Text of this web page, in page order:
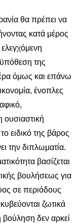
θα πρέπει να
κατά μέρος
της
όμως και επάνω
ένοπλες
ουσιαστική
ειδικό της βάρος
την διπλωματία.
βασίζεται
βουλήσεως για
σε περιόδους
ζωτικά
βούληση δεν αρκεί